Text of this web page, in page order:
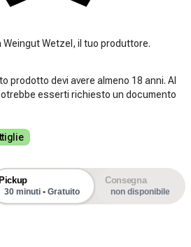
Wetzel, il tuo produttore.
prodotto devi avere almeno 18 anni. Al
esserti richiesto un documento
Pickup
30 minuti • Gratuito
Consegna
non disponibile